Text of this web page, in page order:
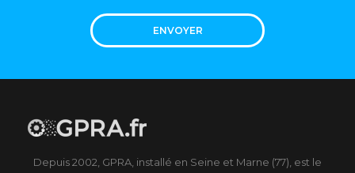
ENVOYER
Depuis 2002, GPRA, installé en Seine et Marne (77), est le